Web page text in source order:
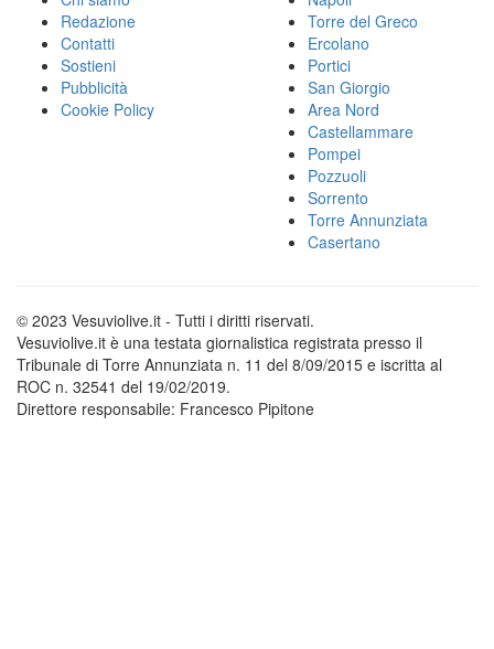
Redazione
Contatti
Sostieni
Pubblicità
Cookie Policy
Torre del Greco
Ercolano
Portici
San Giorgio
Area Nord
Castellammare
Pompei
Pozzuoli
Sorrento
Torre Annunziata
Casertano
© 2023 Vesuviolive.it - Tutti i diritti riservati.
Vesuviolive.it è una testata giornalistica registrata presso il
Tribunale di Torre Annunziata n. 11 del 8/09/2015 e iscritta al
ROC n. 32541 del 19/02/2019.
Direttore responsabile: Francesco Pipitone